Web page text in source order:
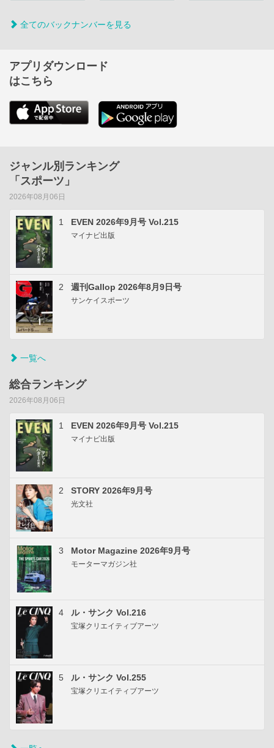
全てのバックナンバーを見る
アプリダウンロード
はこちら
ジャンル別ランキング
「スポーツ」
2026年08月06日
1 EVEN 2026年9月号 Vol.215
マイナビ出版
2 週刊Gallop 2026年8月9日号
サンケイスポーツ
一覧へ
総合ランキング
2026年08月06日
1 EVEN 2026年9月号 Vol.215
マイナビ出版
2 STORY 2026年9月号
光文社
3 Motor Magazine 2026年9月号
モーターマガジン社
4 ル・サンク Vol.216
宝塚クリエイティブアーツ
5 ル・サンク Vol.255
宝塚クリエイティブアーツ